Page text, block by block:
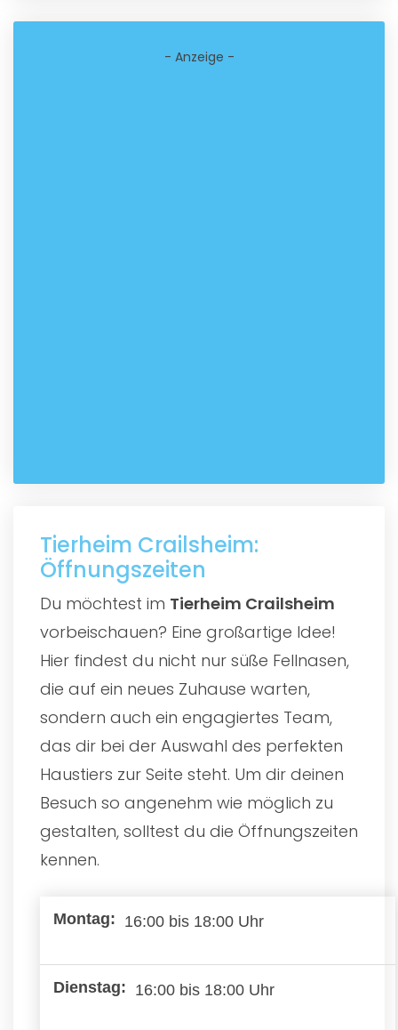
- Anzeige -
Tierheim Crailsheim:
Öffnungszeiten
Du möchtest im Tierheim Crailsheim
vorbeischauen? Eine großartige Idee!
Hier findest du nicht nur süße Fellnasen,
die auf ein neues Zuhause warten,
sondern auch ein engagiertes Team,
das dir bei der Auswahl des perfekten
Haustiers zur Seite steht. Um dir deinen
Besuch so angenehm wie möglich zu
gestalten, solltest du die Öffnungszeiten
kennen.
16:00 bis 18:00 Uhr
16:00 bis 18:00 Uhr